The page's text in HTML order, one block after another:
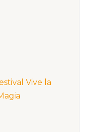
Vive la